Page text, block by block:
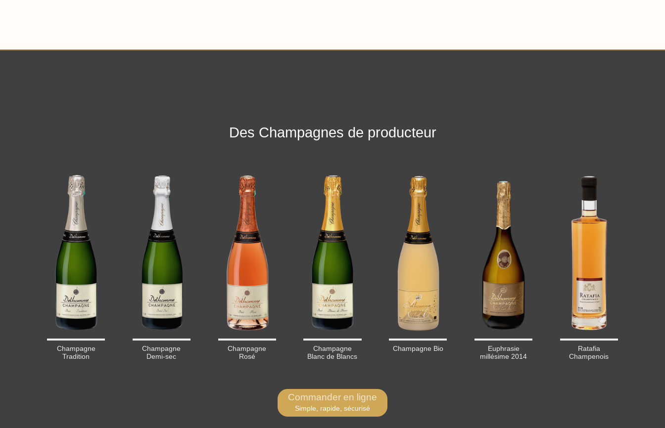
Des Champagnes de producteur
Champagne
Tradition
Champagne
Demi-sec
Champagne
Rosé
Champagne
Blanc de Blancs
Champagne Bio
Euphrasie
millésime 2014
Ratafia
Champenois
Commander en ligne
Simple, rapide, sécurisé